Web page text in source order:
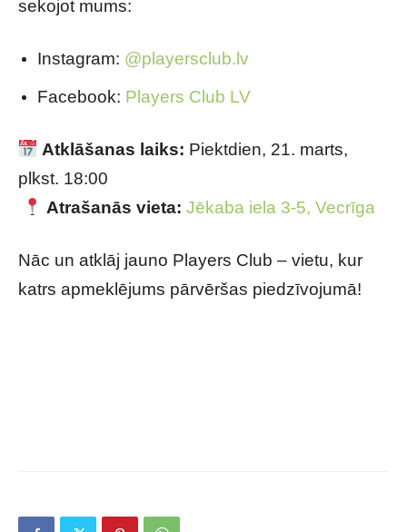
sekojot mums:
Instagram: @playersclub.lv
Facebook: Players Club LV
Atklāšanas laiks: Piektdien, 21. marts,
plkst. 18:00
Atrašanās vieta: Jēkaba iela 3-5, Vecrīga
Nāc un atklāj jauno Players Club – vietu, kur
katrs apmeklējums pārvēršas piedzīvojumā!